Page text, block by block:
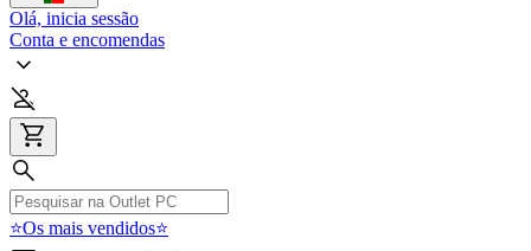
Olá, inicia sessão
Conta e encomendas
⭐Os mais vendidos⭐